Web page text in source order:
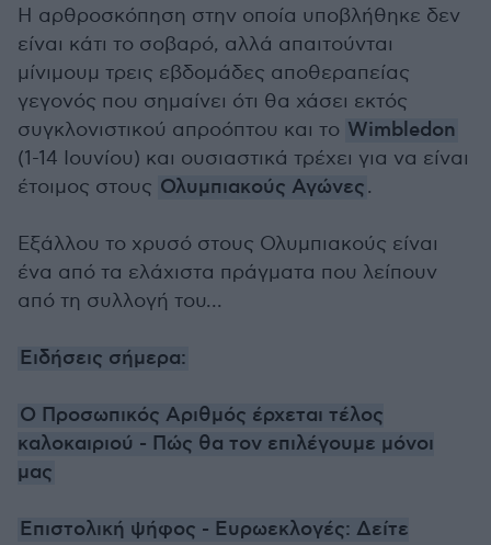
Η αρθροσκόπηση στην οποία υποβλήθηκε δεν
είναι κάτι το σοβαρό, αλλά απαιτούνται
μίνιμουμ τρεις εβδομάδες αποθεραπείας
γεγονός που σημαίνει ότι θα χάσει εκτός
συγκλονιστικού απροόπτου και το Wimbledon
(1-14 Ιουνίου) και ουσιαστικά τρέχει για να είναι
έτοιμος στους Ολυμπιακούς Αγώνες.
Εξάλλου το χρυσό στους Ολυμπιακούς είναι
ένα από τα ελάχιστα πράγματα που λείπουν
από τη συλλογή του...
Ειδήσεις σήμερα:
Ο Προσωπικός Αριθμός έρχεται τέλος
καλοκαιριού - Πώς θα τον επιλέγουμε μόνοι
μας
Επιστολική ψήφος - Ευρωεκλογές: Δείτε